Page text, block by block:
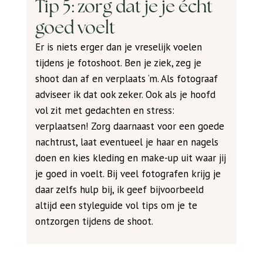
Tip 5: zorg dat je je écht
goed voelt
Er is niets erger dan je vreselijk voelen
tijdens je fotoshoot. Ben je ziek, zeg je
shoot dan af en verplaats ‘m. Als fotograaf
adviseer ik dat ook zeker. Ook als je hoofd
vol zit met gedachten en stress:
verplaatsen! Zorg daarnaast voor een goede
nachtrust, laat eventueel je haar en nagels
doen en kies kleding en make-up uit waar jij
je goed in voelt. Bij veel fotografen krijg je
daar zelfs hulp bij, ik geef bijvoorbeeld
altijd een styleguide vol tips om je te
ontzorgen tijdens de shoot.